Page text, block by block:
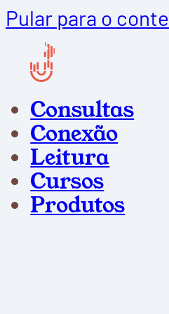
Pular para o
Consultas
Conexão
Leitura
Cursos
Produtos